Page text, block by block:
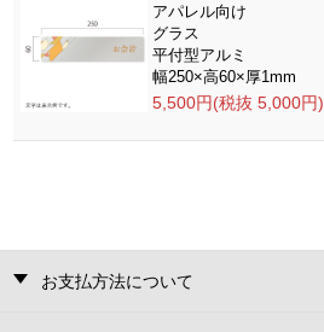
アパレル向け
グラス
平付型アルミ
幅250×高60×厚1mm
5,500円(税抜 5,000円)
お支払方法について